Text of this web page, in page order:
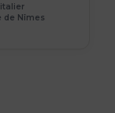
de Nîmes